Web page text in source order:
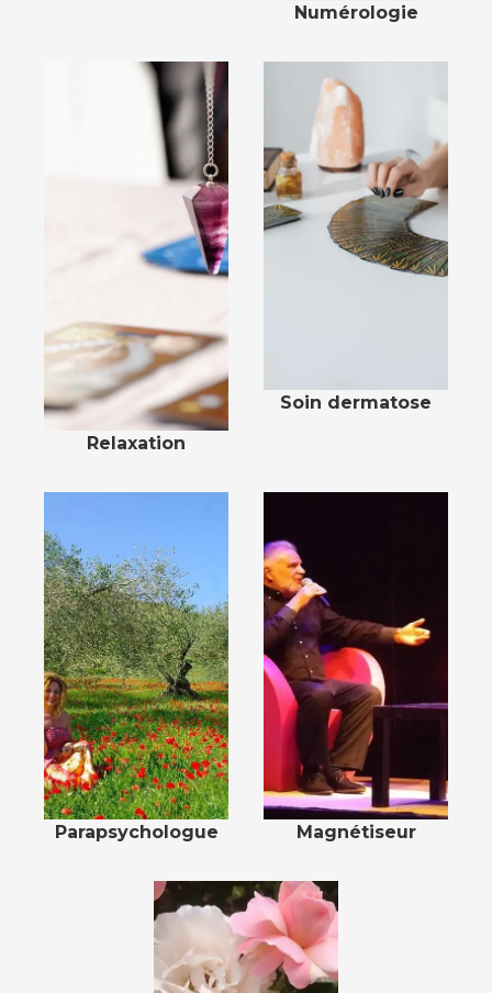
Numérologie
Relaxation
Soin dermatose
Parapsychologue Magnétiseur